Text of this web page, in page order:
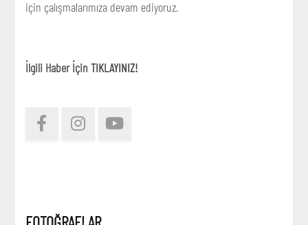
için çalışmalarımıza devam ediyoruz.
İlgili Haber İçinTIKLAYINIZ!